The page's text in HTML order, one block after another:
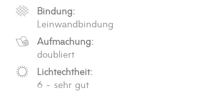
Bindung:
Leinwandbindung
Aufmachung:
doubliert
Lichtechtheit:
6 - sehr gut